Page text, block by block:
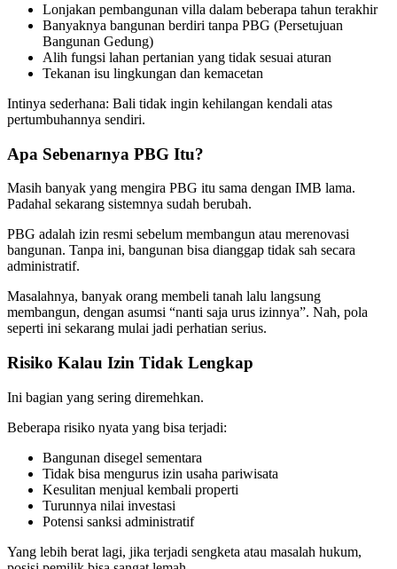
Lonjakan pembangunan villa dalam beberapa tahun terakhir
Banyaknya bangunan berdiri tanpa PBG (Persetujuan
Bangunan Gedung)
Alih fungsi lahan pertanian yang tidak sesuai aturan
Tekanan isu lingkungan dan kemacetan
Intinya sederhana: Bali tidak ingin kehilangan kendali atas
pertumbuhannya sendiri.
Apa Sebenarnya PBG Itu?
Masih banyak yang mengira PBG itu sama dengan IMB lama.
Padahal sekarang sistemnya sudah berubah.
PBG adalah izin resmi sebelum membangun atau merenovasi
bangunan. Tanpa ini, bangunan bisa dianggap tidak sah secara
administratif.
Masalahnya, banyak orang membeli tanah lalu langsung
membangun, dengan asumsi “nanti saja urus izinnya”. Nah, pola
seperti ini sekarang mulai jadi perhatian serius.
Risiko Kalau Izin Tidak Lengkap
Ini bagian yang sering diremehkan.
Beberapa risiko nyata yang bisa terjadi:
Bangunan disegel sementara
Tidak bisa mengurus izin usaha pariwisata
Kesulitan menjual kembali properti
Turunnya nilai investasi
Potensi sanksi administratif
Yang lebih berat lagi, jika terjadi sengketa atau masalah hukum,